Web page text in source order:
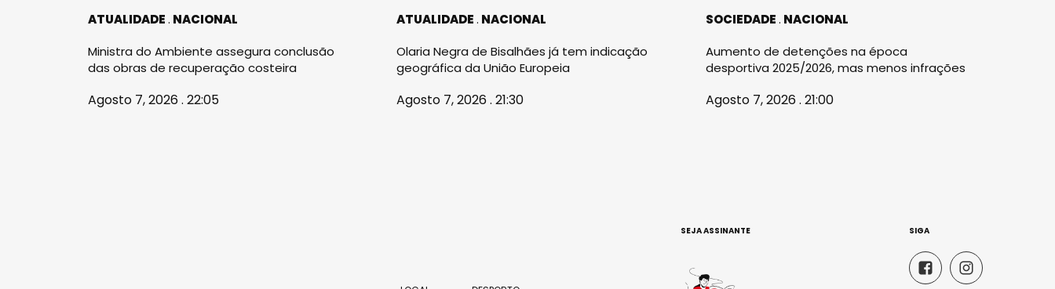
ATUALIDADE NACIONAL
Ministra do Ambiente assegura conclusão
das obras de recuperação costeira
Agosto 7, 2026 . 22:05
ATUALIDADE NACIONAL
Olaria Negra de Bisalhães já tem indicação
geográfica da União Europeia
Agosto 7, 2026 . 21:30
SOCIEDADE NACIONAL
Aumento de detenções na época
desportiva 2025/2026, mas menos infrações
Agosto 7, 2026 . 21:00
SEJA ASSINANTE SIGA